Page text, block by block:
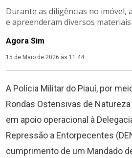
Durante as diligências no imóvel,
e apreenderam diversos materiais
Agora Sim
15 de Maio de 2026 às 11:44
A Polícia Militar do Piauí, por
Rondas Ostensivas de Natureza
em apoio operacional à
Repressão a Entorpecentes
cumprimento de um Mandado